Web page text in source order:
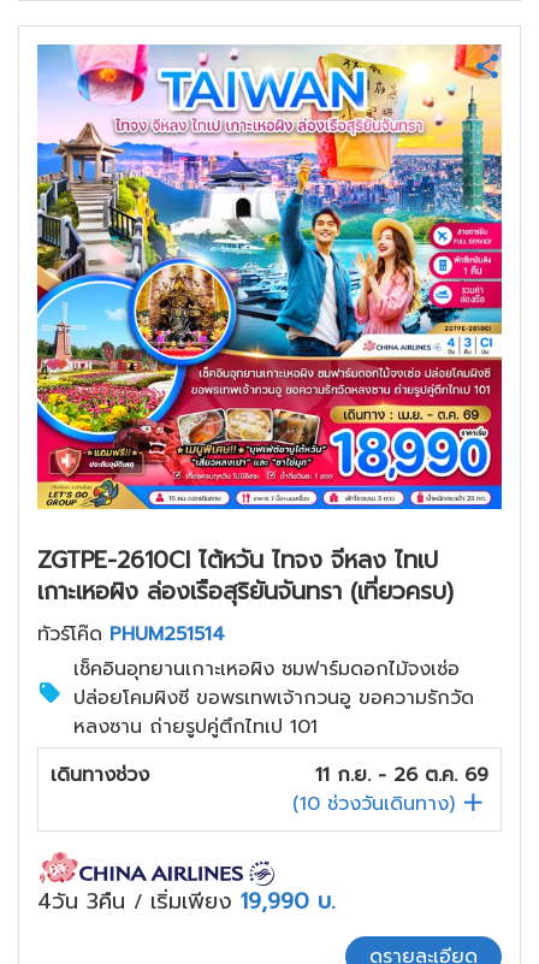
ZGTPE-2610CI ไต้หวัน ไทจง จีหลง ไทเป
เกาะเหอผิง ล่องเรือสุริยันจันทรา (เที่ยวครบ)
ทัวร์โค๊ด PHUM251514
เช็คอินอุทยานเกาะเหอผิง ชมฟาร์มดอกไม้จงเซ่อ
ปล่อยโคมผิงซี ขอพรเทพเจ้ากวนอู ขอความรักวัด
หลงซาน ถ่ายรูปคู่ตึกไทเป 101
เดินทางช่วง
11 ก.ย. - 26 ต.ค. 69
(10 ช่วงวันเดินทาง)
4วัน 3คืน / เริ่มเพียง 19,990 บ.
ดูรายละเอียด